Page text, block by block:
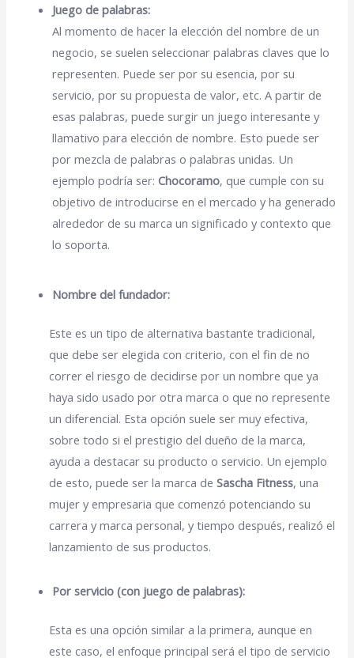
Juego de palabras:
Al momento de hacer la elección del nombre de un
negocio, se suelen seleccionar palabras claves que lo
representen. Puede ser por su esencia, por su
servicio, por su propuesta de valor, etc. A partir de
esas palabras, puede surgir un juego interesante y
llamativo para elección de nombre. Esto puede ser
por mezcla de palabras o palabras unidas. Un
ejemplo podría ser:Chocoramo, que cumple con su
objetivo de introducirse en el mercado y ha generado
alrededor de su marca un significado y contexto que
lo soporta.
Nombre del fundador:
Este es un tipo de alternativa bastante tradicional,
que debe ser elegida con criterio, con el fin de no
correr el riesgo de decidirse por un nombre que ya
haya sido usado por otra marca o que no represente
un diferencial. Esta opción suele ser muy efectiva,
sobre todo si el prestigio del dueño de la marca,
ayuda a destacar su producto o servicio. Un ejemplo
de esto, puede ser la marca deSascha Fitness, una
mujer y empresaria que comenzó potenciando su
carrera y marca personal, y tiempo después, realizó el
lanzamiento de sus productos.
Por servicio (con juego de palabras):
Esta es una opción similar a la primera, aunque en
este caso, el enfoque principal será el tipo de servicio